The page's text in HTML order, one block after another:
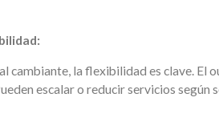
cambiante, la flexibilidad es clave. El
escalar o reducir servicios